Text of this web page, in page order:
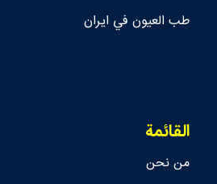
طب العيون في ايران
القائمة
من نحن